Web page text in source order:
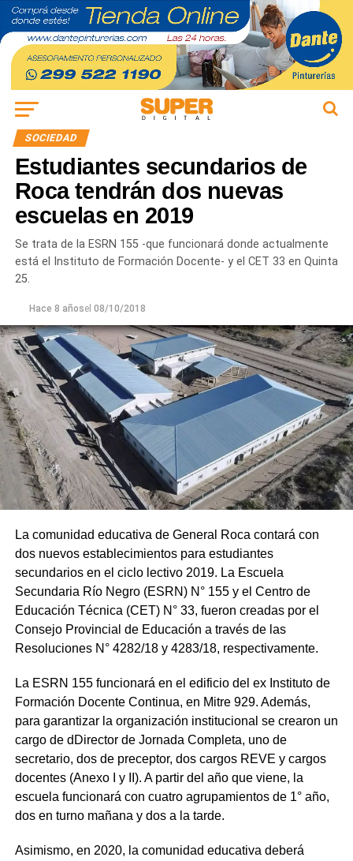
SOCIEDAD
Estudiantes secundarios de
Roca tendrán dos nuevas
escuelas en 2019
Se trata de la ESRN 155 -que funcionará donde actualmente
está el Instituto de Formación Docente- y el CET 33 en Quinta
25.
Hace 8 añosel 08/10/2018
La comunidad educativa de General Roca contará con
dos nuevos establecimientos para estudiantes
secundarios en el ciclo lectivo 2019. La Escuela
Secundaria Río Negro (ESRN) N° 155 y el Centro de
Educación Técnica (CET) N° 33, fueron creadas por el
Consejo Provincial de Educación a través de las
Resoluciones N° 4282/18 y 4283/18, respectivamente.
La ESRN 155 funcionará en el edificio del ex Instituto de
Formación Docente Continua, en Mitre 929. Además,
para garantizar la organización institucional se crearon un
cargo de dDirector de Jornada Completa, uno de
secretario, dos de preceptor, dos cargos REVE y cargos
docentes (Anexo I y II). A partir del año que viene, la
escuela funcionará con cuatro agrupamientos de 1° año,
dos en turno mañana y dos a la tarde.
Asimismo, en 2020, la comunidad educativa deberá